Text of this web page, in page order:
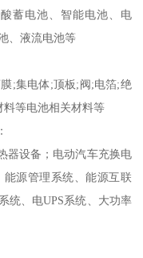
蓄电池、智能电池、电
、液流电池等
;集电体;顶板;阀;电箔;绝
等电池相关材料等
器设备；电动汽车充换电
源管理系统、能源互联
统、电UPS系统、大功率